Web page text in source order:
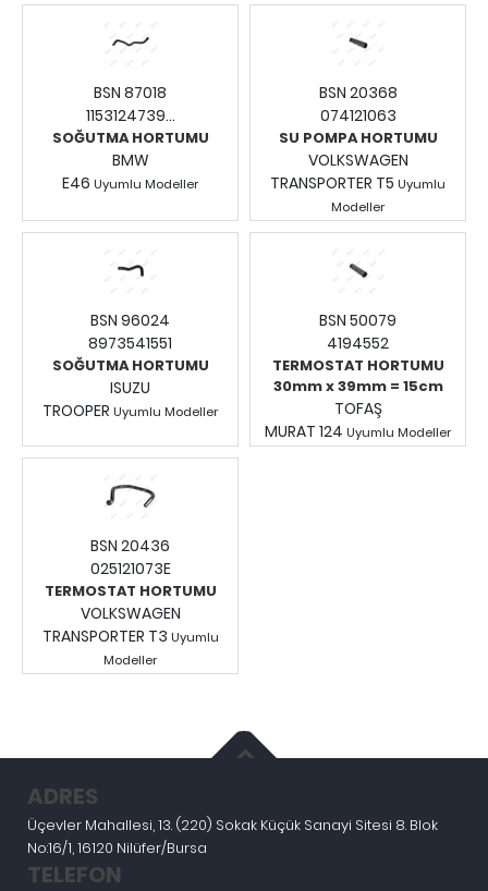
BSN 87018
1153124739...
SOĞUTMA HORTUMU
BMW
E46 Uyumlu Modeller
Giriş Yapınız.
BSN 20368
074121063
SU POMPA HORTUMU
VOLKSWAGEN
TRANSPORTER T5 Uyumlu
Modeller
Fiyatları Görmek İçin
Giriş Yapınız.
BSN 96024
8973541551
SOĞUTMA HORTUMU
ISUZU
TROOPER Uyumlu Modeller
Giriş Yapınız.
BSN 50079
4194552
TERMOSTAT HORTUMU
30mm x 39mm = 15cm
TOFAŞ
MURAT 124 Uyumlu Modeller
BSN 20436
025121073E
TERMOSTAT HORTUMU
VOLKSWAGEN
TRANSPORTER T3 Uyumlu
Modeller
ADRES
Üçevler Mahallesi, 13. (220) Sokak Küçük Sanayi Sitesi 8. Blok
No:16/1, 16120 Nilüfer/Bursa
TELEFON